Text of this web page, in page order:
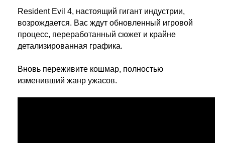
Resident Evil 4, настоящий гигант индустрии,
возрождается. Вас ждут обновленный игровой
процесс, переработанный сюжет и крайне
детализированная графика.
Вновь переживите кошмар, полностью
изменивший жанр ужасов.